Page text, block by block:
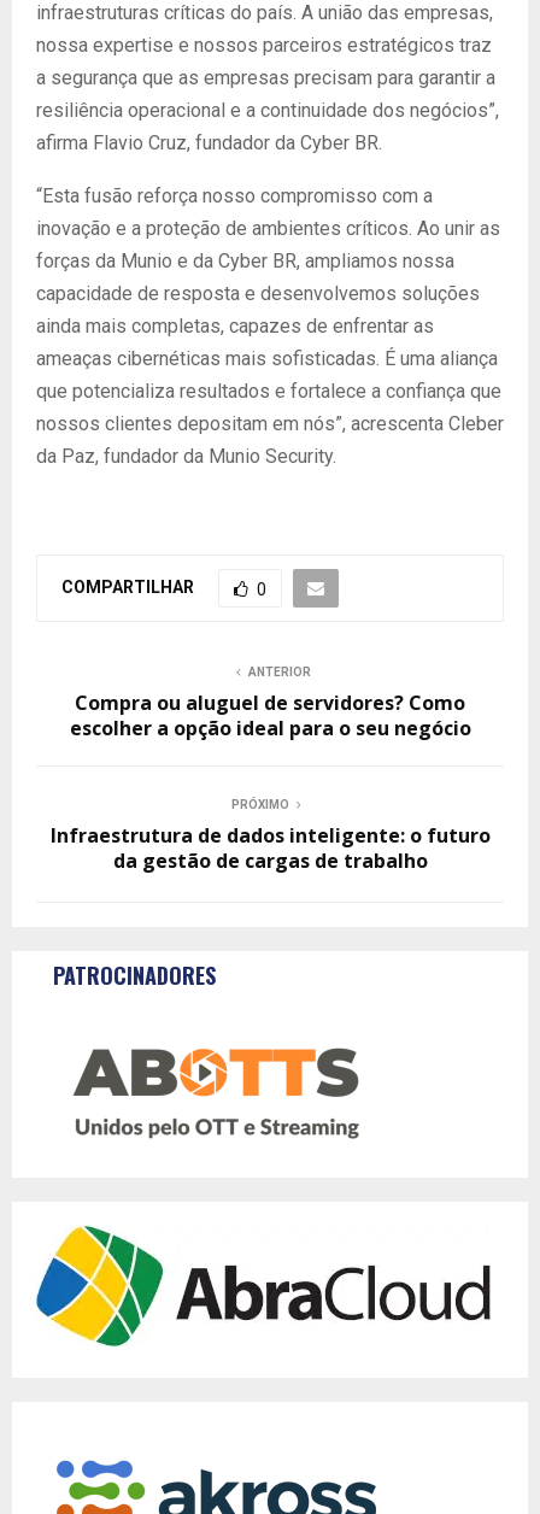
infraestruturas críticas do país. A união das empresas,
nossa expertise e nossos parceiros estratégicos traz
a segurança que as empresas precisam para garantir a
resiliência operacional e a continuidade dos negócios”,
afirma Flavio Cruz, fundador da Cyber BR.
“Esta fusão reforça nosso compromisso com a
inovação e a proteção de ambientes críticos. Ao unir as
forças da Munio e da Cyber BR, ampliamos nossa
capacidade de resposta e desenvolvemos soluções
ainda mais completas, capazes de enfrentar as
ameaças cibernéticas mais sofisticadas. É uma aliança
que potencializa resultados e fortalece a confiança que
nossos clientes depositam em nós”, acrescenta Cleber
da Paz, fundador da Munio Security.
COMPARTILHAR 0
ANTERIOR
Compra ou aluguel de servidores? Como
escolher a opção ideal para o seu negócio
PRÓXIMO
Infraestrutura de dados inteligente: o futuro
da gestão de cargas de trabalho
PATROCINADORES